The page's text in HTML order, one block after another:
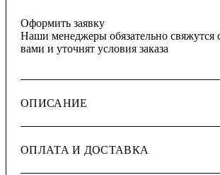
Оформить заявку
Наши менеджеры обязательно свяжутся
вами и уточнят условия заказа
ОПИСАНИЕ
ОПЛАТА И ДОСТАВКА